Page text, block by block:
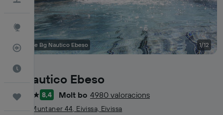
Explore
Rastrejador
Viatges
Bg Nautico Ebeso
4 estrelles8,4 Molt bo 4980 valoracions
Ramon Muntaner 44, Eivissa, Eivissa
Fotos de Bg Nautico Ebeso 1/12